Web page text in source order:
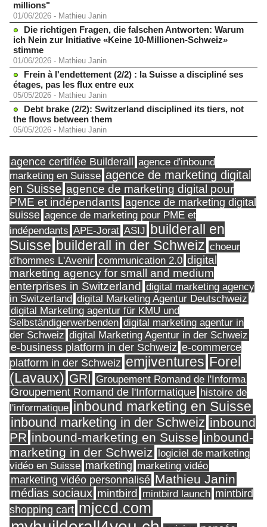
millions"
01/06/2026 - Mathieu Janin
Die richtigen Fragen, die falschen Antworten: Warum
ich Nein zur Initiative «Keine 10-Millionen-Schweiz»
stimme
01/06/2026 - Mathieu Janin
Frein à l'endettement (2/2) : la Suisse a discipliné ses
étages, pas les flux entre eux
05/05/2026 - Mathieu Janin
Debt brake (2/2): Switzerland disciplined its tiers, not
the flows between them
05/05/2026 - Mathieu Janin
agence certifiée Builderall
agence d'inbound
marketing en Suisse agence de marketing digital
en Suisse agence de marketing digital pour
PME et indépendants agence de marketing digital
suisse agence de marketing pour PME et
indépendants APE-Jorat ASIJ builderall en
Suisse builderall in der Schweiz choeur
d'hommes L'Avenir communication 2.0 digital
marketing agency for small and medium
enterprises in Switzerland digital marketing agency
in Switzerland digital Marketing Agentur Deutschweiz
digital Marketing agentur für KMU und
Selbständigerwerbenden digital marketing agentur in
der Schweiz digital Marketing Agentur in der Schweiz
e-business platform in der Schweiz e-commerce
platform in der Schweiz emjiventures Forel
(Lavaux) GRI Groupement Romand de l'Informa
Groupement Romand de l'Informatique histoire de
l'informatique inbound marketing en Suisse
inbound marketing in der Schweiz inbound
PR inbound-marketing en Suisse inbound-
marketing in der Schweiz logiciel de marketing
vidéo en Suisse marketing marketing vidéo
marketing vidéo personnalisé Mathieu Janin
médias sociaux mintbird mintbird launch mintbird
shopping cart mjccd.com